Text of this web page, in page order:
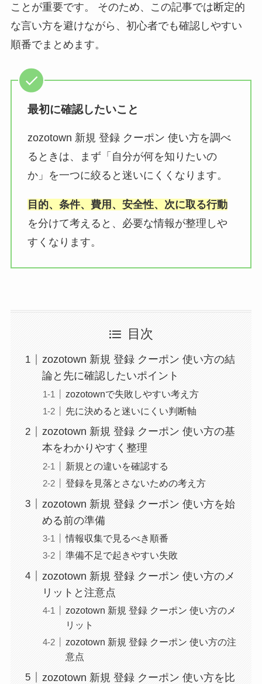
ことが重要です。 そのため、この記事では断定的
な言い方を避けながら、初心者でも確認しやすい
順番でまとめます。
最初に確認したいこと
zozotown 新規 登録 クーポン 使い方を調べ
るときは、まず「自分が何を知りたいの
か」を一つに絞ると迷いにくくなります。
目的、条件、費用、安全性、次に取る行動
を分けて考えると、必要な情報が整理しや
すくなります。
目次
zozotown 新規 登録 クーポン 使い方の結
論と先に確認したいポイント
zozotownで失敗しやすい考え方
先に決めると迷いにくい判断軸
zozotown 新規 登録 クーポン 使い方の基
本をわかりやすく整理
新規との違いを確認する
登録を見落とさないための考え方
zozotown 新規 登録 クーポン 使い方を始
める前の準備
情報収集で見るべき順番
準備不足で起きやすい失敗
zozotown 新規 登録 クーポン 使い方のメ
リットと注意点
zozotown 新規 登録 クーポン 使い方のメ
リット
zozotown 新規 登録 クーポン 使い方の注
意点
zozotown 新規 登録 クーポン 使い方を比